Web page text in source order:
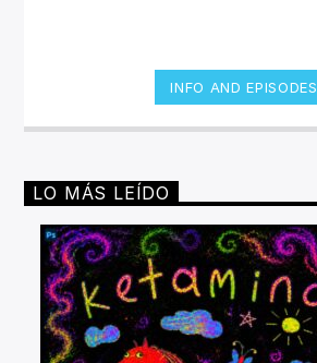
INFO AND EPISODES
LO MÁS LEÍDO